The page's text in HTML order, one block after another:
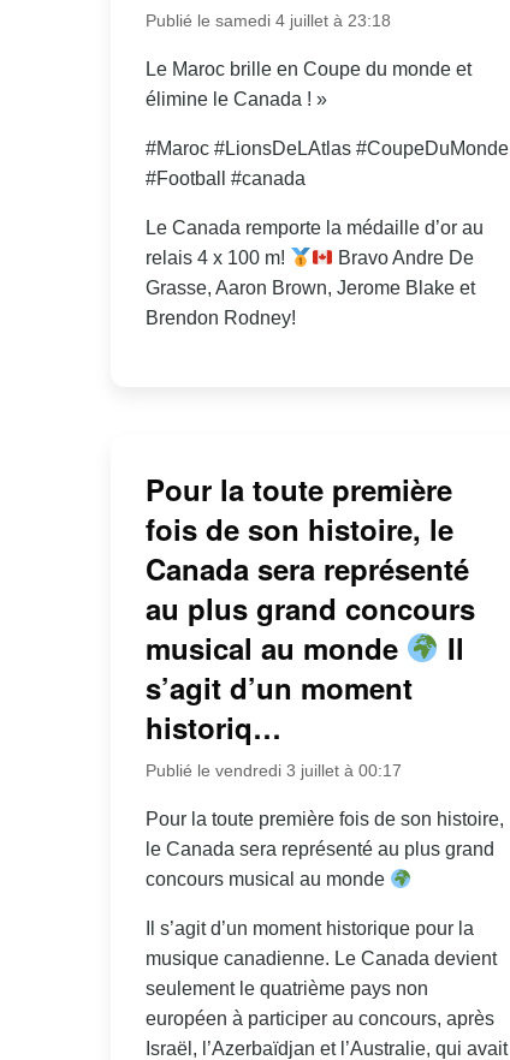
Publié le samedi 4 juillet à 23:18
Le Maroc brille en Coupe du monde et
élimine le Canada ! »
#Maroc #LionsDeLAtlas #CoupeDuMonde
#Football #canada
Le Canada remporte la médaille d’or au
relais 4 x 100 m!
Bravo Andre De
Grasse, Aaron Brown, Jerome Blake et
Brendon Rodney!
Pour la toute première
fois de son histoire, le
Canada sera représenté
au plus grand concours
musical au monde
Il
s’agit d’un moment
historiq…
Publié le vendredi 3 juillet à 00:17
Pour la toute première fois de son histoire,
le Canada sera représenté au plus grand
concours musical au monde
Il s’agit d’un moment historique pour la
musique canadienne. Le Canada devient
seulement le quatrième pays non
européen à participer au concours, après
Israël, l’Azerbaïdjan et l’Australie, qui avait